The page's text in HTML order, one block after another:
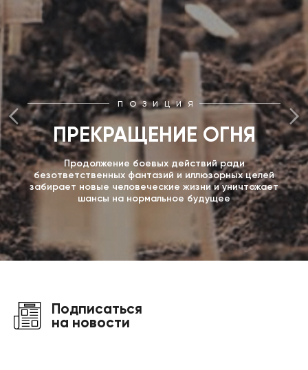
1990
ПОЗИЦИЯ
ПРЕКРАЩЕНИЕ ОГНЯ
Продолжение боевых действий ради
безответственных фантазий и иллюзорных целей
забирает новые человеческие жизни и уничтожает
шансы на нормальное будущее
Подписаться
на новости